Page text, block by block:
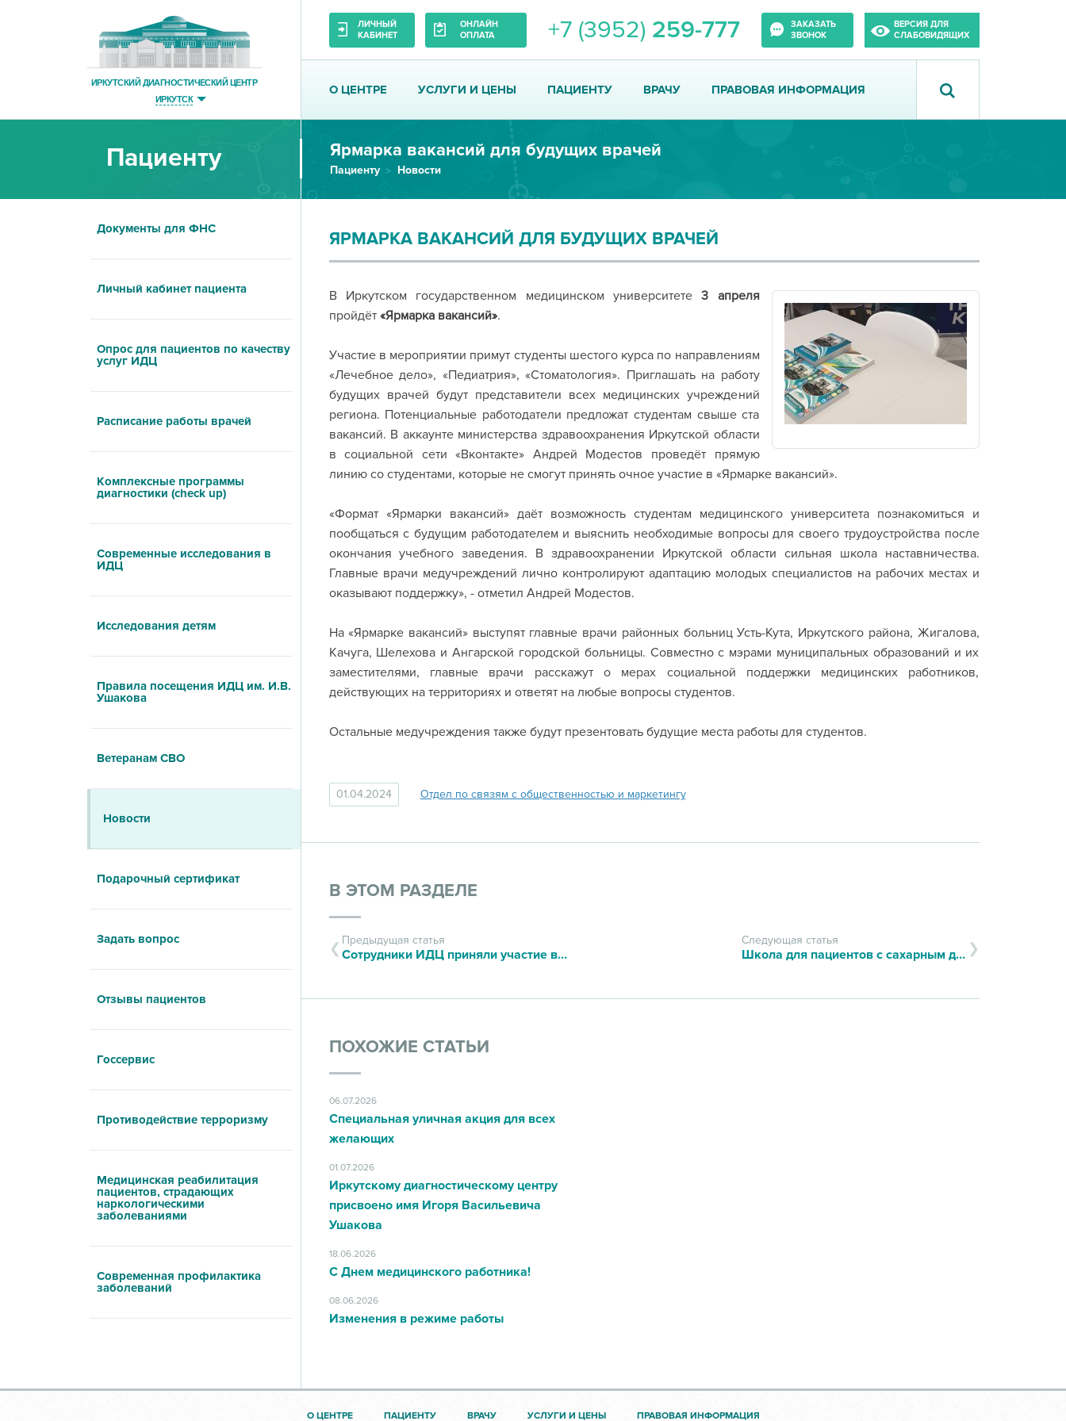
ИРКУТСКИЙ ДИАГНОСТИЧЕСКИЙ ЦЕНТР
ИРКУТСК
ЛИЧНЫЙ
КАБИНЕТ
ОНЛАЙН
ОПЛАТА
+7 (3952) 259-777
ЗАКАЗАТЬ
ЗВОНОК
ВЕРСИЯ ДЛЯ
СЛАБОВИДЯЩИХ
О ЦЕНТРЕ УСЛУГИ И ЦЕНЫ ПАЦИЕНТУ ВРАЧУ ПРАВОВАЯ ИНФОРМАЦИЯ
Пациенту Ярмарка вакансий для будущих врачей
Пациенту Новости
Документы для ФНС
Личный кабинет пациента
Опрос для пациентов по качеству
услуг ИДЦ
Расписание работы врачей
Комплексные программы
диагностики (check up)
Современные исследования в
ИДЦ
Исследования детям
Правила посещения ИДЦ им. И.В.
Ушакова
Ветеранам СВО
Новости
Подарочный сертификат
Задать вопрос
Отзывы пациентов
Госсервис
Противодействие терроризму
Медицинская реабилитация
пациентов, страдающих
наркологическими
заболеваниями
Современная профилактика
заболеваний
ЯРМАРКА ВАКАНСИЙ ДЛЯ БУДУЩИХ ВРАЧЕЙ
В Иркутском государственном медицинском университете3 апреля
пройдёт «Ярмарка вакансий».
Участие в мероприятии примут студенты шестого курса по направлениям
«Лечебное дело», «Педиатрия», «Стоматология». Приглашать на работу
будущих врачей будут представители всех медицинских учреждений
региона. Потенциальные работодатели предложат студентам свыше ста
вакансий. В аккаунте министерства здравоохранения Иркутской области
в социальной сети «Вконтакте» Андрей Модестов проведёт прямую
линию со студентами, которые не смогут принять очное участие в «Ярмарке вакансий».
«Формат «Ярмарки вакансий» даёт возможность студентам медицинского университета познакомиться и
пообщаться с будущим работодателем и выяснить необходимые вопросы для своего трудоустройства после
окончания учебного заведения. В здравоохранении Иркутской области сильная школа наставничества.
Главные врачи медучреждений лично контролируют адаптацию молодых специалистов на рабочих местах и
оказывают поддержку», - отметил Андрей Модестов.
На «Ярмарке вакансий» выступят главные врачи районных больниц Усть-Кута, Иркутского района, Жигалова,
Качуга, Шелехова и Ангарской городской больницы. Совместно с мэрами муниципальных образований и их
заместителями, главные врачи расскажут о мерах социальной поддержки медицинских работников,
действующих на территориях и ответят на любые вопросы студентов.
Остальные медучреждения также будут презентовать будущие места работы для студентов.
01.04.2024 Отдел по связям с общественностью и маркетингу
В ЭТОМ РАЗДЕЛЕ
Предыдущая статья
Сотрудники ИДЦ приняли участие в донорской акции
Следующая статья
Школа для пациентов с сахарным диабетом
ПОХОЖИЕ СТАТЬИ
06.07.2026
Специальная уличная акция для всех
желающих
01.07.2026
Иркутскому диагностическому центру
присвоено имя Игоря Васильевича
Ушакова
18.06.2026
С Днем медицинского работника!
08.06.2026
Изменения в режиме работы
О ЦЕНТРЕ ПАЦИЕНТУ ВРАЧУ УСЛУГИ И ЦЕНЫ ПРАВОВАЯ ИНФОРМАЦИЯ